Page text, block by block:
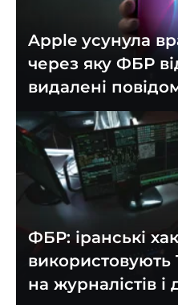
Apple усунула
через яку ФБР
видалені
ФБР: іранські
використовують
на журналістів і